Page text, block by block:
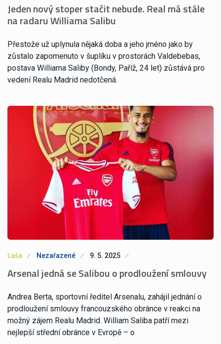
Jeden nový stoper stačit nebude. Real má stále
na radaru Williama Salibu
Přestože už uplynula nějaká doba a jeho jméno jako by
zůstalo zapomenuto v šuplíku v prostorách Valdebebas,
postava Williama Saliby (Bondy, Paříž, 24 let) zůstává pro
vedení Realu Madrid nedotčená.
Laša Nezařazené 9. 5. 2025
Arsenal jedná se Salibou o prodloužení smlouvy
Andrea Berta, sportovní ředitel Arsenalu, zahájil jednání o
prodloužení smlouvy francouzského obránce v reakci na
možný zájem Realu Madrid. William Saliba patří mezi
nejlepší střední obránce v Evropě – o